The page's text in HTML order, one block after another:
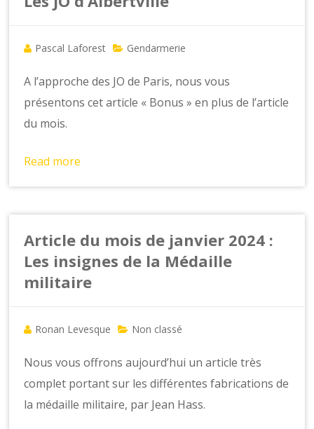
Pascal Laforest Gendarmerie
A l’approche des JO de Paris, nous vous
présentons cet article « Bonus » en plus de l’article
du mois.
Read more
Article du mois de janvier 2024 :
Les insignes de la Médaille
militaire
Ronan Levesque Non classé
Nous vous offrons aujourd’hui un article très
complet portant sur les différentes fabrications de
la médaille militaire, par Jean Hass.